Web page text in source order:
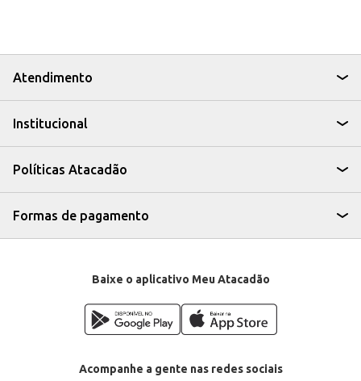
Adicione a frutas picadas para um lanche refrescante.
Pode ser utilizado em preparações de molhos para saladas.
O Iogurte Pense Zero Batavo Mamão é uma escolha prática e versátil para
Atendimento
Institucional
Políticas Atacadão
Formas de pagamento
Baixe o aplicativo Meu Atacadão
Acompanhe a gente nas redes sociais